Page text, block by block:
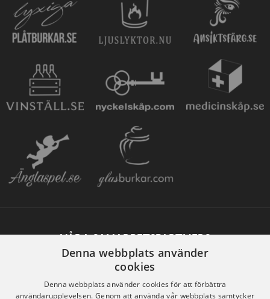
VÅRA SAMARBETSPARTNERS
Denna webbplats använder
cookies
Denna webbplats använder cookies för att förbättra
användarupplevelsen. Genom att använda vår webbplats samtycker